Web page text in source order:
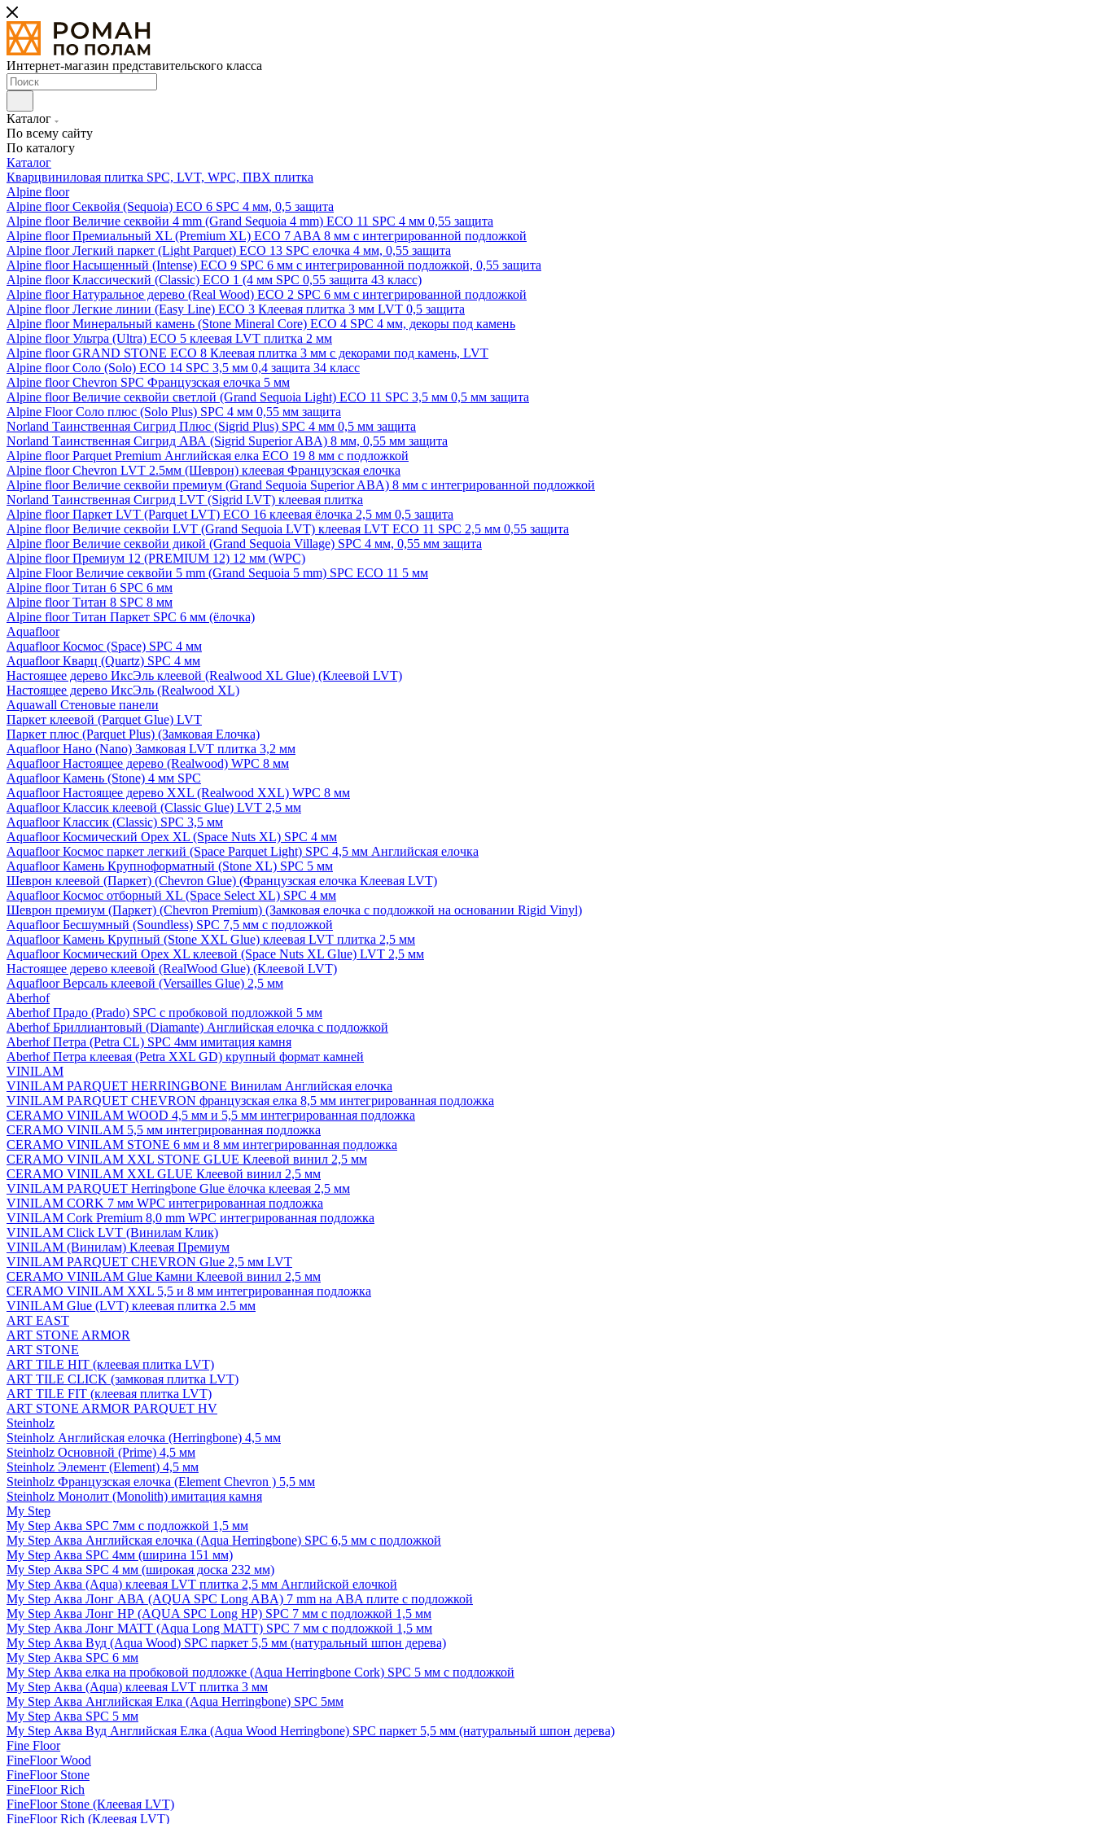
Интернет-магазин представительского класса
Каталог
По всему сайту
По каталогу
Каталог
Кварцвиниловая плитка SPC, LVT, WPC, ПВХ плитка
Alpine floor
Alpine floor Секвойя (Sequoia) ECO 6 SPC 4 мм, 0,5 защита
Alpine floor Величие секвойи 4 mm (Grand Sequoia 4 mm) ECO 11 SPC 4 мм 0,55 защита
Alpine floor Премиальный XL (Premium XL) ECO 7 ABA 8 мм с интегрированной подложкой
Alpine floor Легкий паркет (Light Parquet) ECO 13 SPC елочка 4 мм, 0,55 защита
Alpine floor Насыщенный (Intense) ECO 9 SPC 6 мм с интегрированной подложкой, 0,55 защита
Alpine floor Классический (Classic) ECO 1 (4 мм SPC 0,55 защита 43 класс)
Alpine floor Натуральное дерево (Real Wood) ECO 2 SPC 6 мм с интегрированной подложкой
Alpine floor Легкие линии (Easy Line) ECO 3 Клеевая плитка 3 мм LVT 0,5 защита
Alpine floor Минеральный камень (Stone Mineral Core) ECO 4 SPC 4 мм, декоры под камень
Alpine floor Ультра (Ultra) ECO 5 клеевая LVT плитка 2 мм
Alpine floor GRAND STONE ECO 8 Клеевая плитка 3 мм с декорами под камень, LVT
Alpine floor Соло (Solo) ECO 14 SPC 3,5 мм 0,4 защита 34 класс
Alpine floor Chevron SPC Французская елочка 5 мм
Alpine floor Величие секвойи светлой (Grand Sequoia Light) ECO 11 SPC 3,5 мм 0,5 мм защита
Alpine Floor Соло плюс (Solo Plus) SPC 4 мм 0,55 мм защита
Norland Таинственная Сигрид Плюс (Sigrid Plus) SPC 4 мм 0,5 мм защита
Norland Таинственная Сигрид АВА (Sigrid Superior ABA) 8 мм, 0,55 мм защита
Alpine floor Parquet Premium Английская елка ECO 19 8 мм с подложкой
Alpine floor Chevron LVT 2.5мм (Шеврон) клеевая Французская елочка
Alpine floor Величие секвойи премиум (Grand Sequoia Superior ABA) 8 мм с интегрированной подложкой
Norland Таинственная Сигрид LVT (Sigrid LVT) клеевая плитка
Alpine floor Паркет LVT (Parquet LVT) ECO 16 клеевая ёлочка 2,5 мм 0,5 защита
Alpine floor Величие секвойи LVT (Grand Sequoia LVT) клеевая LVT ECO 11 SPC 2,5 мм 0,55 защита
Alpine floor Величие секвойи дикой (Grand Sequoia Village) SPC 4 мм, 0,55 мм защита
Alpine floor Премиум 12 (PREMIUM 12) 12 мм (WPC)
Alpine Floor Величие секвойи 5 mm (Grand Sequoia 5 mm) SPC ECO 11 5 мм
Alpine floor Титан 6 SPC 6 мм
Alpine floor Титан 8 SPC 8 мм
Alpine floor Титан Паркет SPC 6 мм (ёлочка)
Aquafloor
Aquafloor Космос (Space) SPC 4 мм
Aquafloor Кварц (Quartz) SPC 4 мм
Настоящее дерево ИксЭль клеевой (Realwood XL Glue) (Клеевой LVT)
Настоящее дерево ИксЭль (Realwood XL)
Aquawall Стеновые панели
Паркет клеевой (Parquet Glue) LVT
Паркет плюс (Parquet Plus) (Замковая Елочка)
Aquafloor Нано (Nano) Замковая LVT плитка 3,2 мм
Aquafloor Настоящее дерево (Realwood) WPC 8 мм
Aquafloor Камень (Stone) 4 мм SPC
Aquafloor Настоящее дерево XXL (Realwood XXL) WPC 8 мм
Aquafloor Классик клеевой (Classic Glue) LVT 2,5 мм
Aquafloor Классик (Classic) SPC 3,5 мм
Aquafloor Космический Орех XL (Space Nuts XL) SPC 4 мм
Aquafloor Космос паркет легкий (Space Parquet Light) SPC 4,5 мм Английская елочка
Aquafloor Камень Крупноформатный (Stone XL) SPC 5 мм
Шеврон клеевой (Паркет) (Chevron Glue) (Французская елочка Клеевая LVT)
Aquafloor Космос отборный XL (Space Select XL) SPC 4 мм
Шеврон премиум (Паркет) (Chevron Premium) (Замковая елочка с подложкой на основании Rigid Vinyl)
Aquafloor Бесшумный (Soundless) SPC 7,5 мм с подложкой
Aquafloor Камень Крупный (Stone XXL Glue) клеевая LVT плитка 2,5 мм
Aquafloor Космический Орех XL клеевой (Space Nuts XL Glue) LVT 2,5 мм
Настоящее дерево клеевой (RealWood Glue) (Клеевой LVT)
Aquafloor Версаль клеевой (Versailles Glue) 2,5 мм
Aberhof
Aberhof Прадо (Prado) SPC с пробковой подложкой 5 мм
Aberhof Бриллиантовый (Diamante) Английская елочка с подложкой
Aberhof Петра (Petra CL) SPC 4мм имитация камня
Aberhof Петра клеевая (Petra XXL GD) крупный формат камней
VINILAM
VINILAM PARQUET HERRINGBONE Винилам Английская елочка
VINILAM PARQUET CHEVRON французская елка 8,5 мм интегрированная подложка
CERAMO VINILAM WOOD 4,5 мм и 5,5 мм интегрированная подложка
CERAMO VINILAM 5,5 мм интегрированная подложка
CERAMO VINILAM STONE 6 мм и 8 мм интегрированная подложка
CERAMO VINILAM XXL STONE GLUE Клеевой винил 2,5 мм
CERAMO VINILAM XXL GLUE Клеевой винил 2,5 мм
VINILAM PARQUET Herringbone Glue ёлочка клеевая 2,5 мм
VINILAM CORK 7 мм WPC интегрированная подложка
VINILAM Cork Premium 8,0 mm WPC интегрированная подложка
VINILAM Click LVT (Винилам Клик)
VINILAM (Винилам) Клеевая Премиум
VINILAM PARQUET CHEVRON Glue 2,5 мм LVT
CERAMO VINILAM Glue Камни Клеевой винил 2,5 мм
CERAMO VINILAM XXL 5,5 и 8 мм интегрированная подложка
VINILAM Glue (LVT) клеевая плитка 2.5 мм
ART EAST
ART STONE ARMOR
ART STONE
ART TILE HIT (клеевая плитка LVT)
ART TILE CLICK (замковая плитка LVT)
ART TILE FIT (клеевая плитка LVT)
ART STONE ARMOR PARQUET HV
Steinholz
Steinholz Английская елочка (Herringbone) 4,5 мм
Steinholz Основной (Prime) 4,5 мм
Steinholz Элемент (Element) 4,5 мм
Steinholz Французская елочка (Element Chevron ) 5,5 мм
Steinholz Монолит (Monolith) имитация камня
My Step
My Step Аква SPC 7мм c подложкой 1,5 мм
My Step Аква Английская елочка (Aqua Herringbone) SPC 6,5 мм с подложкой
My Step Аква SPC 4мм (ширина 151 мм)
My Step Аква SPC 4 мм (широкая доска 232 мм)
My Step Аква (Aqua) клеевая LVT плитка 2,5 мм Английской елочкой
My Step Аква Лонг АВА (AQUA SPC Long ABA) 7 mm на ABA плите с подложкой
My Step Аква Лонг НР (AQUA SPC Long HP) SPC 7 мм с подложкой 1,5 мм
My Step Аква Лонг MATT (Aqua Long MATT) SPC 7 мм с подложкой 1,5 мм
My Step Аква Вуд (Aqua Wood) SPC паркет 5,5 мм (натуральный шпон дерева)
My Step Аква SPC 6 мм
My Step Аква елка на пробковой подложке (Aqua Herringbone Cork) SPC 5 мм с подложкой
My Step Аква (Aqua) клеевая LVT плитка 3 мм
My Step Аква Английская Елка (Aqua Herringbone) SPC 5мм
My Step Аква SPC 5 мм
My Step Аква Вуд Английская Елка (Aqua Wood Herringbone) SPC паркет 5,5 мм (натуральный шпон дерева)
Fine Floor
FineFloor Wood
FineFloor Stone
FineFloor Rich
FineFloor Stone (Клеевая LVT)
FineFloor Rich (Клеевая LVT)